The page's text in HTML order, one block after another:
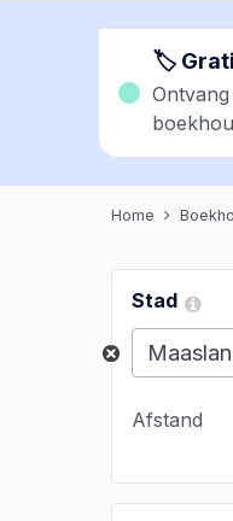
🏷
Home
Stad
Afstand